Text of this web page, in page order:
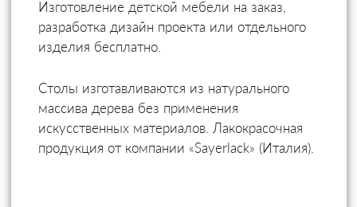
Изготовление детской мебели на заказ,
разработка дизайн проекта или отдельного
изделия бесплатно.
Столы изготавливаются из натурального
массива дерева без применения
искусственных материалов. Лакокрасочная
продукция от компании «Sayerlack» (Италия).